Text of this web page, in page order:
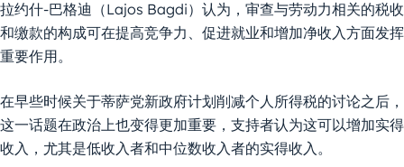
拉约什-巴格迪（Lajos Bagdi）认为，审查与劳动力相关的税收
和缴款的构成可在提高竞争力、促进就业和增加净收入方面发挥
重要作用。
在早些时候关于蒂萨党新政府计划削减个人所得税的讨论之后，
这一话题在政治上也变得更加重要，支持者认为这可以增加实得
收入，尤其是低收入者和中位数收入者的实得收入。